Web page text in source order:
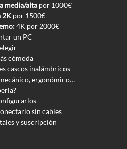
media/alta por 1000€
2K por 1500€
4K por 2000€
un PC
cómoda
cascos inalámbricos
ergonómico…
sin cables
y suscripción